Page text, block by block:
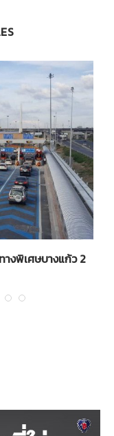
งพิเศษบางแก้ว 2